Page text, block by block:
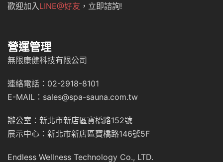
歡迎加入 LINE@好友 ，立即諮詢!
營運管理
無限康健科技有限公司
連絡電話：02-2918-8101
E-MAIL：sales@spa-sauna.com.tw
辦公室：新北市新店區寶橋路152號
展示中心：新北市新店區寶橋路146號5F
Endless Wellness Technology Co., LTD.